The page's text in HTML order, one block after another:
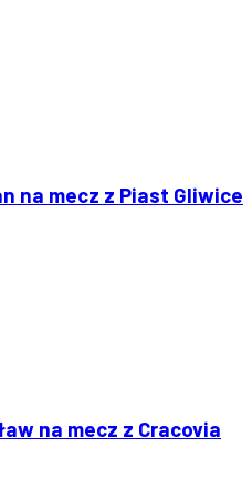
na mecz z Piast Gliwice
na mecz z Cracovia